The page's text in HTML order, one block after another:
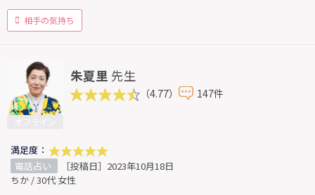
相手の気持ち
朱夏里 先生
（4.77） 147件
満足度：
電話占い
［投稿日］2023年10月18日
ちか / 30代 女性